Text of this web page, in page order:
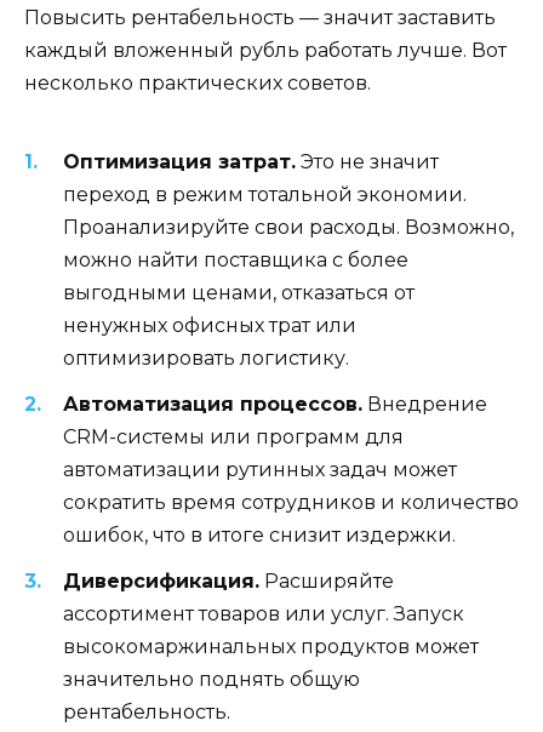
Повысить рентабельность — значит заставить
каждый вложенный рубль работать лучше. Вот
несколько практических советов.
Оптимизация затрат. Это не значит
переход в режим тотальной экономии.
Проанализируйте свои расходы. Возможно,
можно найти поставщика с более
выгодными ценами, отказаться от
ненужных офисных трат или
оптимизировать логистику.
Автоматизация процессов. Внедрение
CRM-системы или программ для
автоматизации рутинных задач может
сократить время сотрудников и количество
ошибок, что в итоге снизит издержки.
Диверсификация. Расширяйте
ассортимент товаров или услуг. Запуск
высокомаржинальных продуктов может
значительно поднять общую
рентабельность.